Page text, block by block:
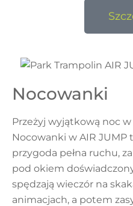
Nocowanki
Przeżyj wyjątkową noc
Nocowanki w AIR JUMP
przygoda pełna ruchu,
pod okiem
spędzają wieczór na
animacjach, a potem